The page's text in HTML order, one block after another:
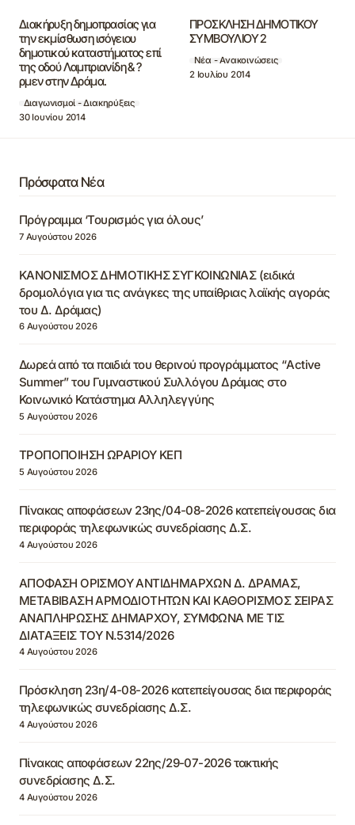
Διακήρυξη δημοπρασίας για
την εκμίσθωση ισόγειου
δημοτικού καταστήματος επί
της οδού Λαμπριανίδη & ?
ρμεν στην Δράμα.
Διαγωνισμοί - Διακηρύξεις
30 Ιουνίου 2014
ΠΡΟΣΚΛΗΣΗ ΔΗΜΟΤΙΚΟΥ
ΣΥΜΒΟΥΛΙΟΥ 2
Νέα - Ανακοινώσεις
2 Ιουλίου 2014
Πρόσφατα Νέα
Πρόγραμμα ‘Τουρισμός για όλους’
7 Αυγούστου 2026
ΚΑΝΟΝΙΣΜΟΣ ΔΗΜΟΤΙΚΗΣ ΣΥΓΚΟΙΝΩΝΙΑΣ (ειδικά
δρομολόγια για τις ανάγκες της υπαίθριας λαϊκής αγοράς
του Δ. Δράμας)
6 Αυγούστου 2026
Δωρεά από τα παιδιά του θερινού προγράμματος “Active
Summer” του Γυμναστικού Συλλόγου Δράμας στο
Κοινωνικό Κατάστημα Αλληλεγγύης
5 Αυγούστου 2026
ΤΡΟΠΟΠΟΙΗΣΗ ΩΡΑΡΙΟΥ ΚΕΠ
5 Αυγούστου 2026
Πίνακας αποφάσεων 23ης/04-08-2026 κατεπείγουσας δια
περιφοράς τηλεφωνικώς συνεδρίασης Δ.Σ.
4 Αυγούστου 2026
ΑΠΟΦΑΣΗ ΟΡΙΣΜΟΥ ΑΝΤΙΔΗΜΑΡΧΩΝ Δ. ΔΡΑΜΑΣ,
ΜΕΤΑΒΙΒΑΣΗ ΑΡΜΟΔΙΟΤΗΤΩΝ ΚΑΙ ΚΑΘΟΡΙΣΜΟΣ ΣΕΙΡΑΣ
ΑΝΑΠΛΗΡΩΣΗΣ ΔΗΜΑΡΧΟΥ, ΣΥΜΦΩΝΑ ΜΕ ΤΙΣ
ΔΙΑΤΑΞΕΙΣ ΤΟΥ Ν.5314/2026
4 Αυγούστου 2026
Πρόσκληση 23η/4-08-2026 κατεπείγουσας δια περιφοράς
τηλεφωνικώς συνεδρίασης Δ.Σ.
4 Αυγούστου 2026
Πίνακας αποφάσεων 22ης/29-07-2026 τακτικής
συνεδρίασης Δ.Σ.
4 Αυγούστου 2026